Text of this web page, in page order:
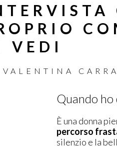
VEDI
VALENTINA
Quando ho
È una donna
percorso
silenzio e la